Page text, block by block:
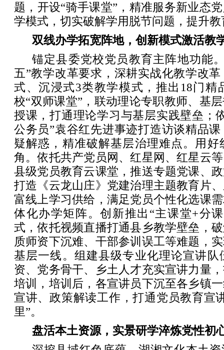
题，开设“骑手课堂”，精准服务新业态
学模式，切实破解学用脱节问题，提升
双线办学拓宽阵地，创新模式激活教
锚定县委党校党员教育主阵地功能
五”教学改革要求，深耕实战化教学改
式、沉浸式3类教学模式，推出18门精
校“双师课堂”，联动理论专职教师、基
授课，打通理论学习与基层实践壁垒；
公务员”袁谷红先进事迹打造访谈精品
疑解惑，精准破解基层治理难点。用好
角。依托共产党员网、红星网、红星云
县级党员教育云课堂，推送专题党课、
打造《云龙山庄》党建治理主题教育片
富线上学习供给，满足党员个性化选课
体化办学矩阵。创新推出“主课堂+分
式，依托视频直播打通县乡教学壁垒，
质师资下沉难、干部参训误工等难题，
基层一线。组建县级专业化理论宣讲队
资、党务骨干、乡土人才充实宣讲力量
培训，培训后，各宣讲员下沉至各乡镇
宣讲、政策解读工作，打通党员教育宣
里”。
盘活本土资源，实景研学淬炼党性初